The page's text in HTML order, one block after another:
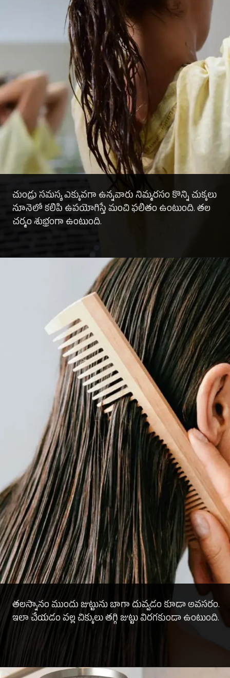
చుండ్రు సమస్య ఎక్కువగా ఉన్నవారు నిమ్మరసం కొన్ని చుక్కలు
నూనెలో కలిపి ఉపయోగిస్తే మంచి ఫలితం ఉంటుంది. తల
చర్మం శుభ్రంగా ఉంటుంది.
తలస్నానం ముందు జుట్టును బాగా దువ్వడం కూడా అవసరం.
ఇలా చేయడం వల్ల చిక్కులు తగ్గి జుట్టు విరగకుండా ఉంటుంది.